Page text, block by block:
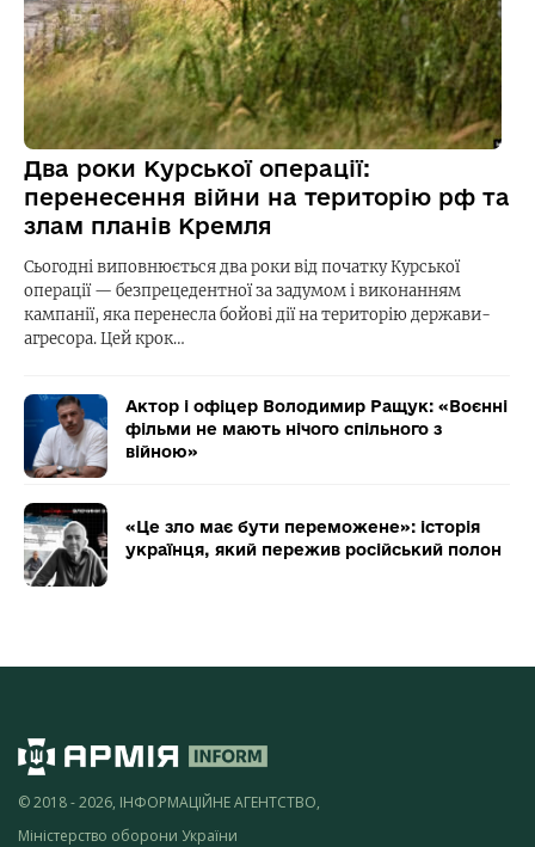
Два роки Курської операції:
перенесення війни на територію рф та
злам планів Кремля
Сьогодні виповнюється два роки від початку Курської
операції — безпрецедентної за задумом і виконанням
кампанії, яка перенесла бойові дії на територію держави-
агресора. Цей крок…
Актор і офіцер Володимир Ращук: «Воєнні
фільми не мають нічого спільного з
війною»
«Це зло має бути переможене»: історія
українця, який пережив російський полон
© 2018 - 2026, ІНФОРМАЦІЙНЕ АГЕНТСТВО,
Міністерство оборони України